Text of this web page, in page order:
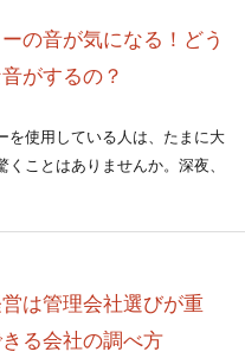
の音が気になる！どう
がするの？
を使用している人は、たまに大
くことはありませんか。深夜、
は管理会社選びが重
る会社の調べ方